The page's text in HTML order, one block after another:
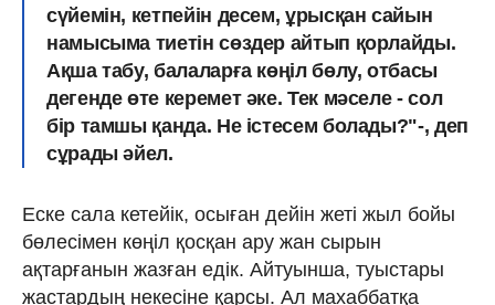
сүйемін, кетпейін десем, ұрысқан сайын
намысыма тиетін сөздер айтып қорлайды.
Ақша табу, балаларға көңіл бөлу, отбасы
дегенде өте керемет әке. Тек мәселе - сол
бір тамшы қанда. Не істесем болады?"-, деп
сұрады әйел.
Еске сала кетейік, осыған дейін жеті жыл бойы
бөлесімен көңіл қосқан ару жан сырын
ақтарғанын жазған едік. Айтуынша, туыстары
жастардың некесіне қарсы. Ал махаббатқа